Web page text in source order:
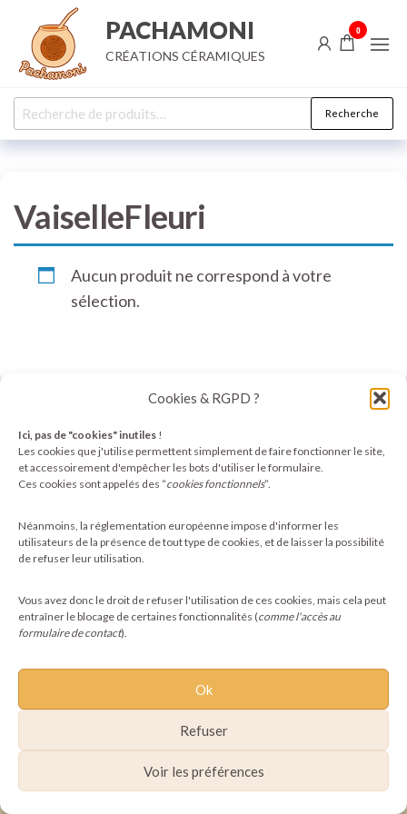
Cookies & RGPD ?
Ici, pas de "cookies" inutiles !
Les cookies que j'utilise permettent simplement de faire fonctionner le site,
et accessoirement d'empêcher les bots d'utiliser le formulaire.
Ces cookies sont appelés des “cookies fonctionnels”.
Néanmoins, la réglementation européenne impose d'informer les
utilisateurs de la présence de tout type de cookies, et de laisser la possibilité
de refuser leur utilisation.
Vous avez donc le droit de refuser l'utilisation de ces cookies, mais cela peut
entraîner le blocage de certaines fonctionnalités (comme l'accès au
formulaire de contact).
Ok
Refuser
Voir les préférences
contenu
PACHAMONI
CRÉATIONS CÉRAMIQUES
0
Recherche
pour :
Recherche
VaiselleFleuri
Aucun produit ne correspond à votre
sélection.
©2025 Pachamoni - Tous droits réservés